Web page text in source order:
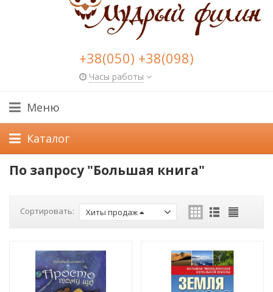
+38(050) +38(098)
Часы работы
Меню
Каталог
По запросу "Большая книга"
Сортировать: Хиты продаж